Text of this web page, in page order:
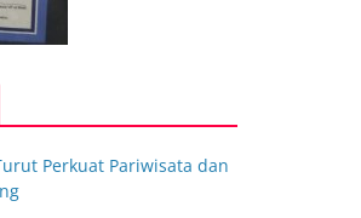
Perkuat Pariwisata dan